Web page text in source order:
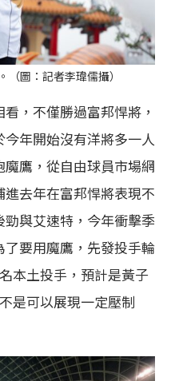
圖：記者李瑋儒攝）
，不僅勝過富邦悍將，
年開始沒有洋將多一人
鷹，從自由球員市場網
去年在富邦悍將表現不
與艾速特，今年衝擊季
要用魔鷹，先發投手輪
本土投手，預計是黃子
是可以展現一定壓制